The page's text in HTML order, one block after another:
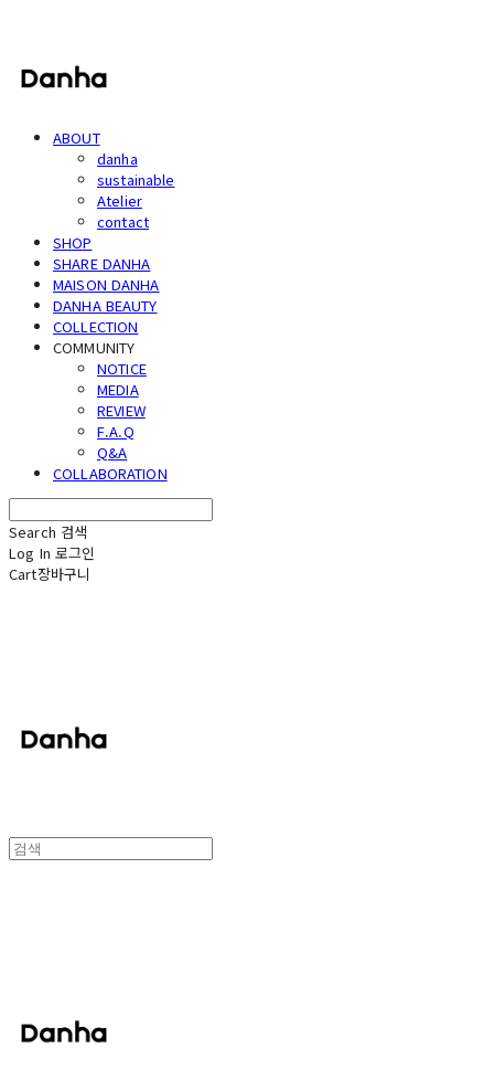
ABOUT
danha
sustainable
Atelier
contact
SHOP
SHARE DANHA
MAISON DANHA
DANHA BEAUTY
COLLECTION
COMMUNITY
NOTICE
MEDIA
REVIEW
F.A.Q
Q&A
COLLABORATION
Search 검색
Log In 로그인
Cart장바구니